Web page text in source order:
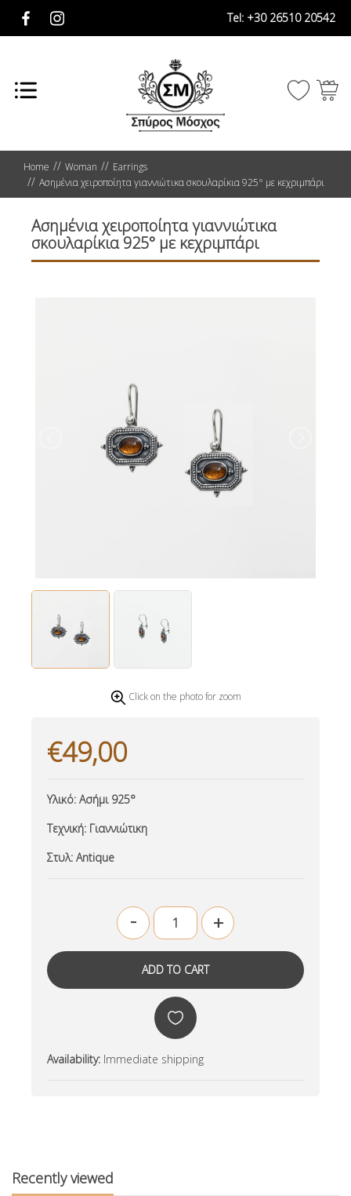
Tel: +30 26510 20542
Home Woman
Earrings
Ασημένια χειροποίητα γιαννιώτικα σκουλαρίκια 925° με κεχριμπάρι
Ασημένια χειροποίητα γιαννιώτικα
σκουλαρίκια 925° με κεχριμπάρι
Click on the photo for zoom
€49,00
Υλικό: Ασήμι 925°
Τεχνική: Γιαννιώτικη
Στυλ: Antique
- +
Availability: Immediate shipping
Recently viewed